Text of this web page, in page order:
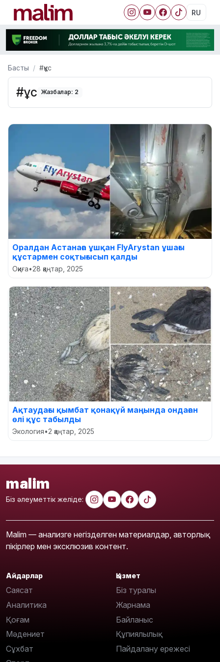
RU
Басты #құс
#құс Жазбалар: 2
Оралдан Астанаға ұшқан FlyArystan ұшағы
құстармен соқтығысып қалды
Оқиға•28 қаңтар, 2025
Ақтаудағы қымбат қонақүй маңында ондаған
өлі құс табылды
Экология•2 қаңтар, 2025
malim
Біз әлеуметтік желіде:
Malim — анализге негізделген материалдар, авторлық
пікірлер мен эксклюзив контент.
Айдарлар
Саясат
Аналитика
Қоғам
Мәдениет
Сұхбат
Қызмет
Біз туралы
Жарнама
Байланыс
Құпиялылық
Пайдалану ережесі